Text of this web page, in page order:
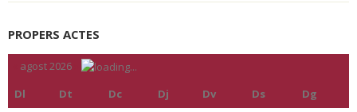
PROPERS ACTES
agost 2026
Dl
Dt Dc Dj Dv Ds
Dg